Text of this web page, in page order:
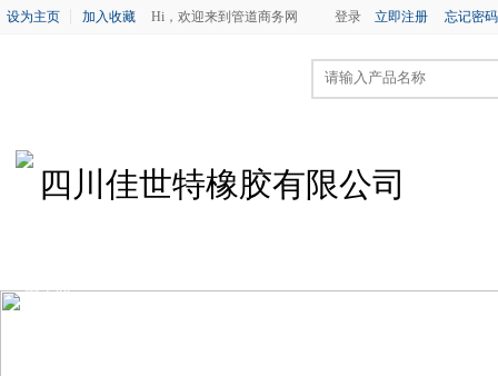
设为主页 加入收藏 Hi，欢迎来到管道商务网 登录 立即注册 忘记密码
四川佳世特橡胶有限公司
网上留言